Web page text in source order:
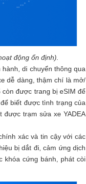
động ổn định).
di chuyển thông qua
dễ dàng, thậm chí là mở/
còn được trang bị eSIM để
biết được tình trạng của
được trạm sửa xe YADEA
xác và tin cậy với các
bị dắt đi, cảm ứng dịch
khóa cứng bánh, phát còi